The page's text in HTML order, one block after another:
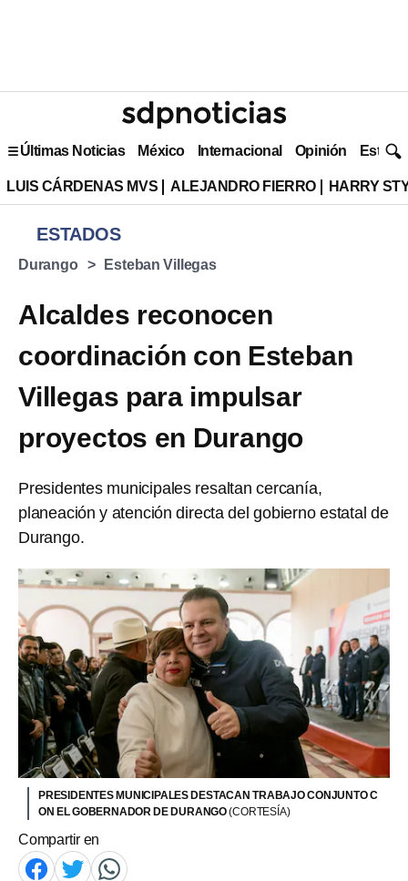
Últimas Noticias México Internacional Opinión Estilo
LUIS CÁRDENAS MVS ALEJANDRO FIERRO HARRY
ESTADOS
Durango Esteban Villegas
Alcaldes reconocen
coordinación con Esteban
Villegas para impulsar
proyectos en Durango
Presidentes municipales resaltan cercanía,
planeación y atención directa del gobierno estatal de
Durango.
PRESIDENTES MUNICIPALES DESTACAN TRABAJO CONJUNTO C
ON EL GOBERNADOR DE DURANGO(CORTESÍA)
Compartir en